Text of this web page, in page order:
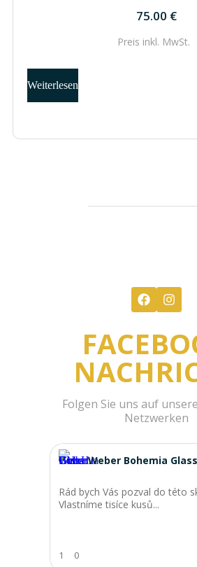
75.00 €
Preis inkl. MwSt.
Weiterlesen
Folgen Sie uns auf
Netzwerken
Weber Bohemia
Rád bych Vás pozval do této
Vlastníme tisíce kusů...
1 0